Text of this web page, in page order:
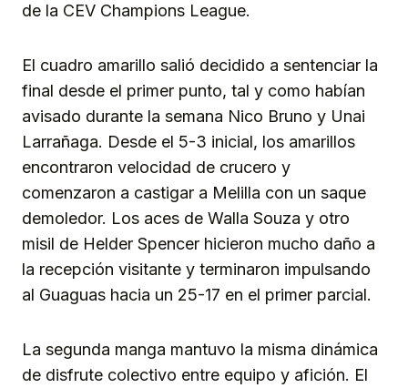
de la CEV Champions League.
El cuadro amarillo salió decidido a sentenciar la
final desde el primer punto, tal y como habían
avisado durante la semana Nico Bruno y Unai
Larrañaga. Desde el 5-3 inicial, los amarillos
encontraron velocidad de crucero y
comenzaron a castigar a Melilla con un saque
demoledor. Los aces de Walla Souza y otro
misil de Helder Spencer hicieron mucho daño a
la recepción visitante y terminaron impulsando
al Guaguas hacia un 25-17 en el primer parcial.
La segunda manga mantuvo la misma dinámica
de disfrute colectivo entre equipo y afición. El